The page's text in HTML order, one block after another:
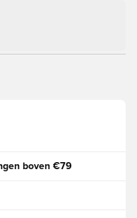
boven €79